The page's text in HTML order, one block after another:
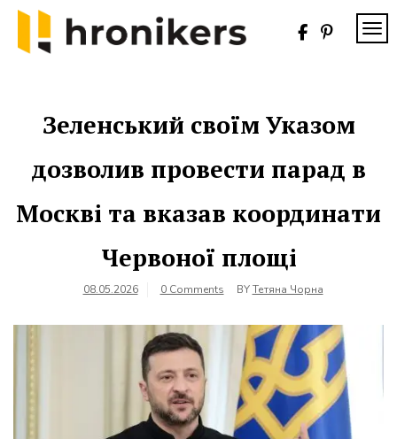
Skip
content
Зеленський своїм Указом
дозволив провести парад в
Москві та вказав координати
Червоної площі
08.05.2026 0 Comments BYТетяна Чорна